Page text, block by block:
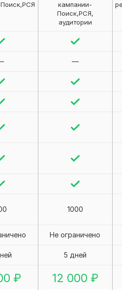
кампании-
Поиск,РСЯ,
аудитории
—
1000
Не ограничено
5 дней
₽ 12 000 ₽